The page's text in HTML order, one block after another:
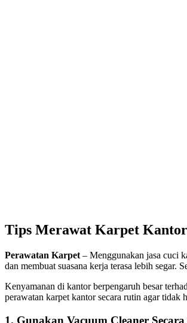
Tips Merawat Karpet
Perawatan Karpet – Menggunakan jasa cuci
dan membuat suasana kerja terasa lebih segar.
Kenyamanan di kantor berpengaruh besar
perawatan karpet kantorsecara rutin agar tidak
1. Gunakan Vacuum Cleaner